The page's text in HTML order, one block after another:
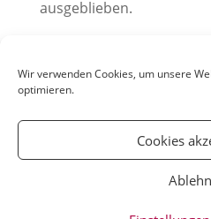
Wir verwenden Cookies, um unsere
optimieren.
Cookies
ausgeblieben.
2023